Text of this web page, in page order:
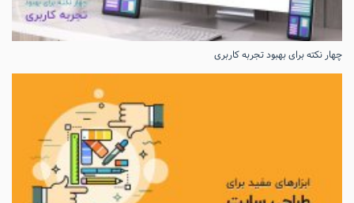
چهار نکته برای بهبود تجربه کاربری